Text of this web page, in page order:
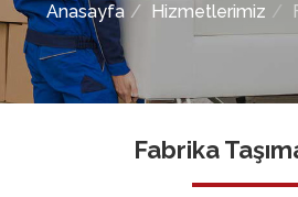
Anasayfa Hizmetlerimiz
Fabrika